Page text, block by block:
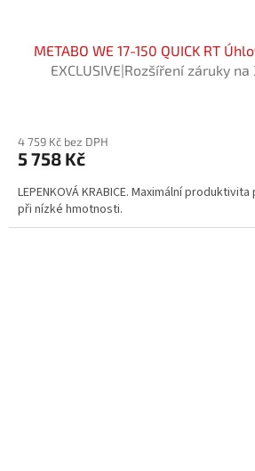
METABO WE 17-150 QUICK RT
EXCLUSIVE|Rozšíření záruky
4 759 Kč bez DPH
5 758 Kč
LEPENKOVÁ KRABICE. Maximální
při nízké hmotnosti.